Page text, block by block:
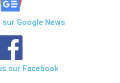
sur Google News
sur Facebook